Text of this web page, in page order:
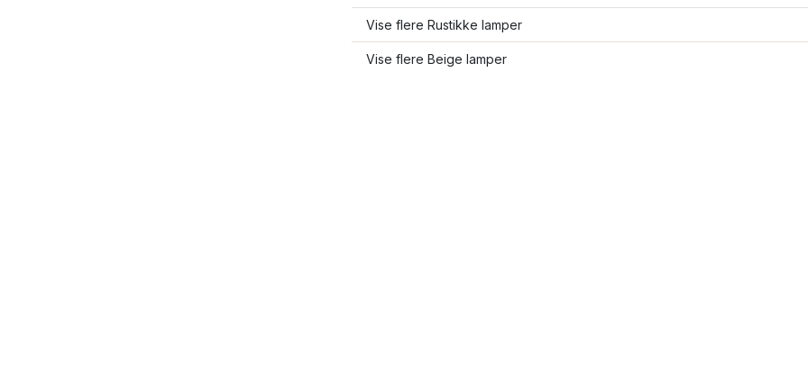
Vise flere Rustikke lamper
Vise flere Beige lamper